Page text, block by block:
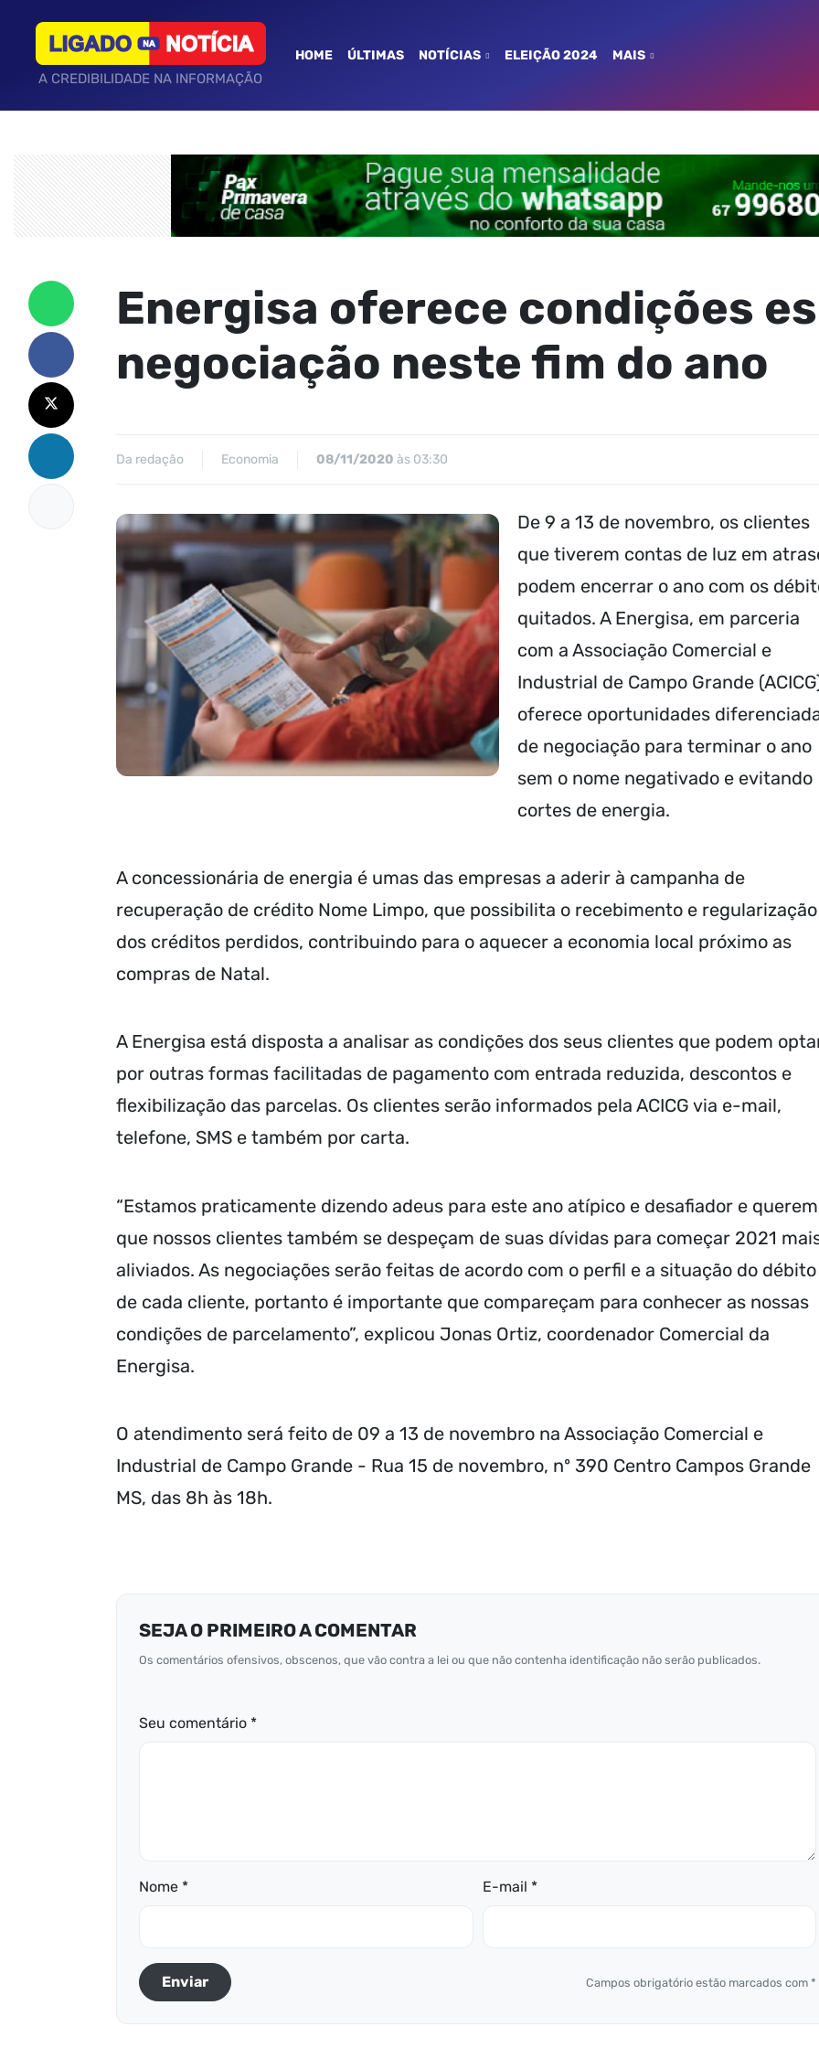
A CREDIBILIDADE NA INFORMAÇÃO
HOME ÚLTIMAS NOTÍCIAS ELEIÇÃO 2024 MAIS
Energisa oferece condições
negociação neste fim do ano
Da redação Economia 08/11/2020 às 03:30
De 9 a 13 de novembro, os clientes
que tiverem contas de luz em
podem encerrar o ano com os
quitados. A Energisa, em parceria
com a Associação Comercial e
Industrial de Campo Grande
oferece oportunidades
de negociação para terminar o ano
sem o nome negativado e evitando
cortes de energia.
A concessionária de energia é umas das empresas a aderir à campanha de
recuperação de crédito Nome Limpo, que possibilita o recebimento e regularização
dos créditos perdidos, contribuindo para o aquecer a economia local próximo as
compras de Natal.
A Energisa está disposta a analisar as condições dos seus clientes que podem
por outras formas facilitadas de pagamento com entrada reduzida, descontos e
flexibilização das parcelas. Os clientes serão informados pela ACICG via e-mail,
telefone, SMS e também por carta.
“Estamos praticamente dizendo adeus para este ano atípico e desafiador e
que nossos clientes também se despeçam de suas dívidas para começar 2021
aliviados. As negociações serão feitas de acordo com o perfil e a situação do débito
de cada cliente, portanto é importante que compareçam para conhecer as nossas
condições de parcelamento”, explicou Jonas Ortiz, coordenador Comercial da
Energisa.
O atendimento será feito de 09 a 13 de novembro na Associação Comercial e
Industrial de Campo Grande - Rua 15 de novembro, nº 390 Centro Campos Grande
MS, das 8h às 18h.
SEJA O PRIMEIRO A COMENTAR
Os comentários ofensivos, obscenos, que vão contra a lei ou que não contenha identificação não serão publicados.
Seu comentário *
Nome * E-mail *
Enviar Campos obrigatório estão marcados com *